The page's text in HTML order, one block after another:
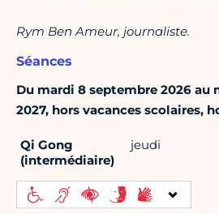
Rym Ben Ameur, journaliste.
Séances
Du mardi 8 septembre 2026 au
2027, hors vacances scolaires,
Qi Gong
(intermédiaire)
jeudi